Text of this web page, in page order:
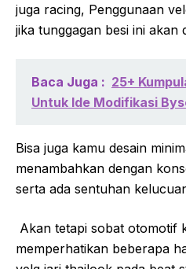
juga racing, Penggunaan
jika tunggagan besi ini akan
Baca Juga : 25+
Untuk Ide Modifikasi
Bisa juga kamu desain
menambahkan dengan
serta ada sentuhan
Akan tetapi sobat otomotif
memperhatikan beberapa